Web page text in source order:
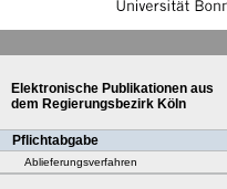
Elektronische Publikationen aus
dem Regierungsbezirk Köln
Pflichtabgabe
Ablieferungsverfahren